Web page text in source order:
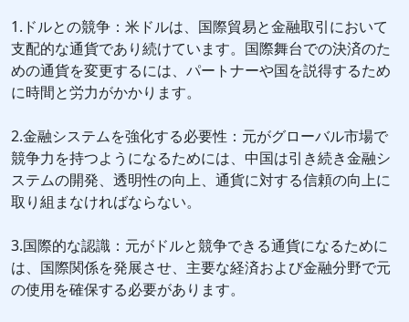
1.ドルとの競争：米ドルは、国際貿易と金融取引において
支配的な通貨であり続けています。国際舞台での決済のた
めの通貨を変更するには、パートナーや国を説得するため
に時間と労力がかかります。
2.金融システムを強化する必要性：元がグローバル市場で
競争力を持つようになるためには、中国は引き続き金融シ
ステムの開発、透明性の向上、通貨に対する信頼の向上に
取り組まなければならない。
3.国際的な認識：元がドルと競争できる通貨になるために
は、国際関係を発展させ、主要な経済および金融分野で元
の使用を確保する必要があります。